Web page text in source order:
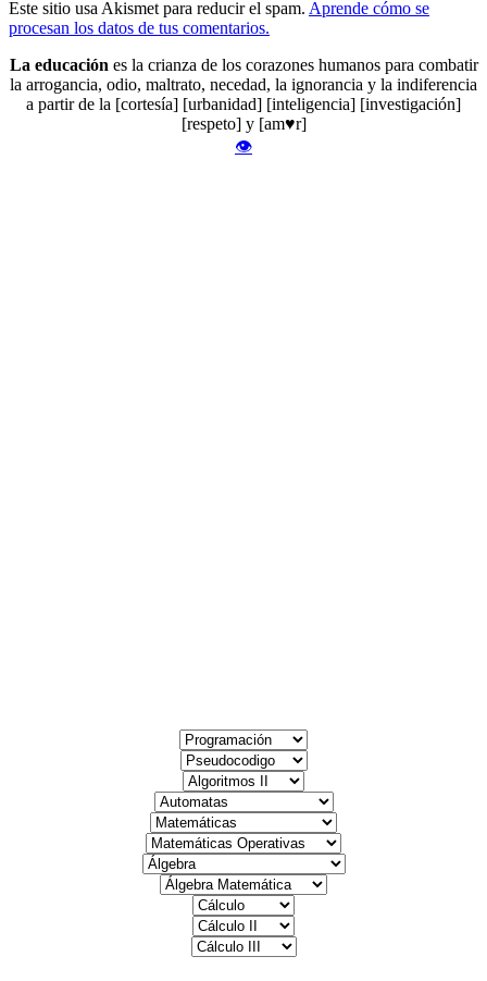
Este sitio usa Akismet para reducir el spam. Aprende cómo se
procesan los datos de tus comentarios.
La educación es la crianza de los corazones humanos para combatir
la arrogancia, odio, maltrato, necedad, la ignorancia y la indiferencia
a partir de la [cortesía] [urbanidad] [inteligencia] [investigación]
[respeto] y [am♥r]
👁